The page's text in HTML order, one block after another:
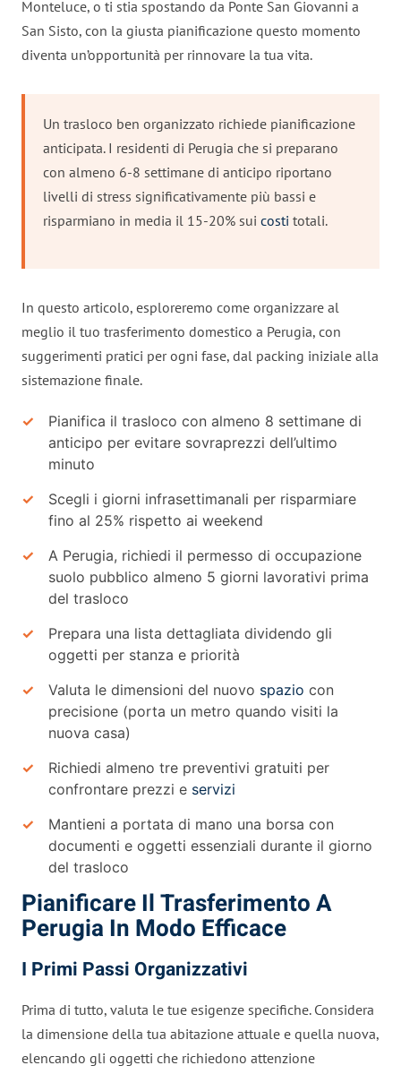
Monteluce, o ti stia spostando da Ponte San Giovanni a
San Sisto, con la giusta pianificazione questo momento
diventa un’opportunità per rinnovare la tua vita.
Un trasloco ben organizzato richiede pianificazione
anticipata. I residenti di Perugia che si preparano
con almeno 6-8 settimane di anticipo riportano
livelli di stress significativamente più bassi e
risparmiano in media il 15-20% sui costi totali.
In questo articolo, esploreremo come organizzare al
meglio il tuo trasferimento domestico a Perugia, con
suggerimenti pratici per ogni fase, dal packing iniziale alla
sistemazione finale.
Pianifica il trasloco con almeno 8 settimane di
anticipo per evitare sovraprezzi dell’ultimo
minuto
Scegli i giorni infrasettimanali per risparmiare
fino al 25% rispetto ai weekend
A Perugia, richiedi il permesso di occupazione
suolo pubblico almeno 5 giorni lavorativi prima
del trasloco
Prepara una lista dettagliata dividendo gli
oggetti per stanza e priorità
Valuta le dimensioni del nuovo spazio con
precisione (porta un metro quando visiti la
nuova casa)
Richiedi almeno tre preventivi gratuiti per
confrontare prezzi e servizi
Mantieni a portata di mano una borsa con
documenti e oggetti essenziali durante il giorno
del trasloco
Pianificare Il Trasferimento A
Perugia In Modo Efficace
I Primi Passi Organizzativi
Prima di tutto, valuta le tue esigenze specifiche. Considera
la dimensione della tua abitazione attuale e quella nuova,
elencando gli oggetti che richiedono attenzione